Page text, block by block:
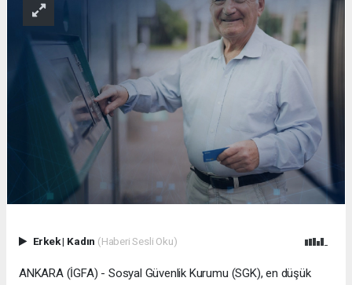
Erkek| Kadın (Haberi Sesli Oku)
ANKARA (İGFA) - Sosyal Güvenlik Kurumu (SGK), en düşük